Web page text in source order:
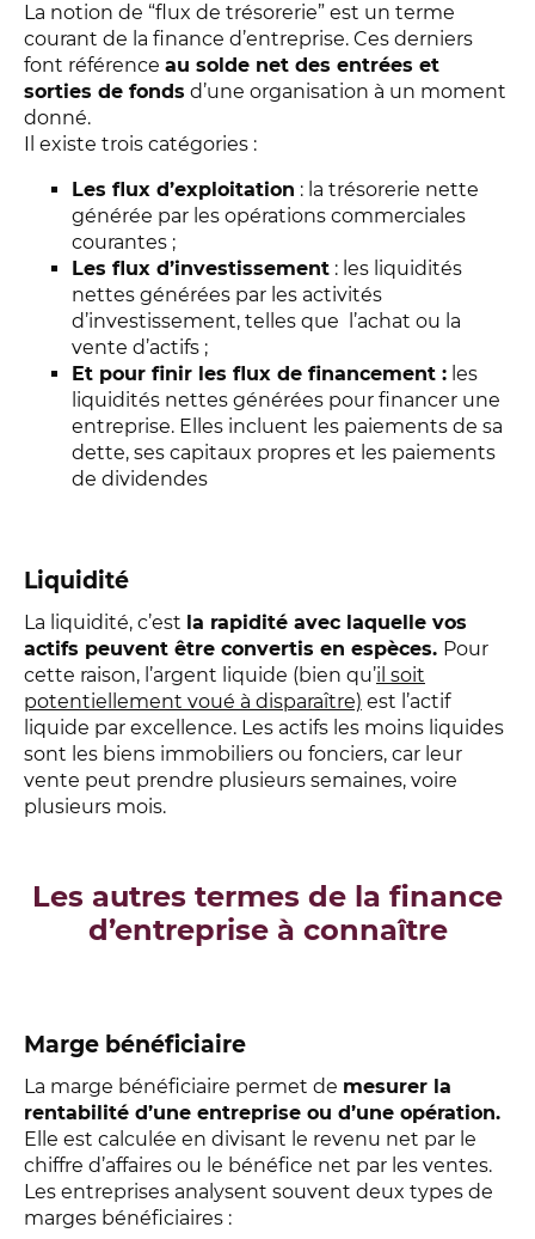
La notion de “flux de trésorerie” est un terme
courant de la finance d’entreprise. Ces derniers
font référence au solde net des entrées et
sorties de fonds d’une organisation à un moment
donné.
Il existe trois catégories :
Les flux d’exploitation : la trésorerie nette
générée par les opérations commerciales
courantes ;
Les flux d’investissement : les liquidités
nettes générées par les activités
d’investissement, telles que l’achat ou la
vente d’actifs ;
Et pour finir les flux de financement : les
liquidités nettes générées pour financer une
entreprise. Elles incluent les paiements de sa
dette, ses capitaux propres et les paiements
de dividendes
Liquidité
La liquidité, c’est la rapidité avec laquelle vos
actifs peuvent être convertis en espèces. Pour
cette raison, l’argent liquide (bien qu’il soit
potentiellement voué à disparaître) est l’actif
liquide par excellence. Les actifs les moins liquides
sont les biens immobiliers ou fonciers, car leur
vente peut prendre plusieurs semaines, voire
plusieurs mois.
Les autres termes de la finance
d’entreprise à connaître
Marge bénéficiaire
La marge bénéficiaire permet de mesurer la
rentabilité d’une entreprise ou d’une opération.
Elle est calculée en divisant le revenu net par le
chiffre d’affaires ou le bénéfice net par les ventes.
Les entreprises analysent souvent deux types de
marges bénéficiaires :